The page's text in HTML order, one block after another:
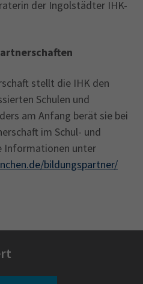
der Ingolstädter IHK-
stellt die IHK den
Schulen und
am Anfang berät sie bei
im Schul- und
Informationen unter
bildungspartner/